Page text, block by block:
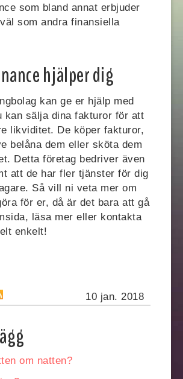
som bland annat erbjuder
som andra finansiella
hjälper dig
kan ge er hjälp med
kan sälja dina fakturor för att
likviditet. De köper fakturor,
belåna dem eller sköta dem
Detta företag bedriver även
att de har fler tjänster för dig
Så vill ni veta mer om
för er, då är det bara att gå
läsa mer eller kontakta
enkelt!
10 jan. 2018
om natten?